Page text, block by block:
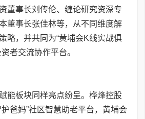
董事长刘传伦、缠论研究资深专
董事长张佳林等，从不同维度解
略，并共同为“黄埔会K线实战俱
者交流协作平台。
能板块同样亮点纷呈。桦烽控股
爸妈”社区智慧助老平台，黄埔会